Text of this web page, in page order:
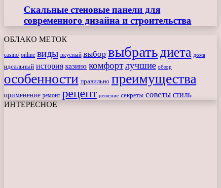
Скальные стеновые панели для
современного дизайна и строительства
ОБЛАКО МЕТОК
casino online виды вкусный выбор выбратьдиета дома
идеальный история казино комфортлучшие обзор
особенности правильно преимущества
применение ремонт рецепт решение секреты советы стиль
ИНТЕРЕСНОЕ